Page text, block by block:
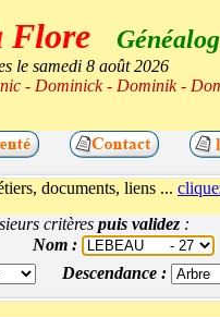
Flore
le samedi 8 août 2026
- Dominick - Dominik -
documents, liens ...
critères puis validez :
Nom :
Descendance :